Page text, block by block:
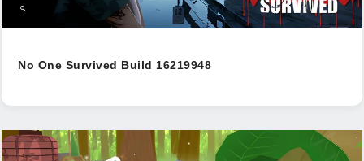
No One Survived Build 16219948